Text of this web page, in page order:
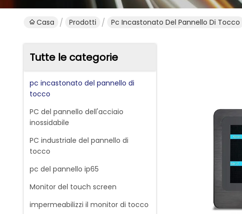
Casa Prodotti Pc Incastonato Del Pannello Di Tocco
Tutte le categorie
pc incastonato del pannello di
tocco
PC del pannello dell'acciaio
inossidabile
PC industriale del pannello di
tocco
pc del pannello ip65
Monitor del touch screen
impermeabilizzi il monitor di tocco